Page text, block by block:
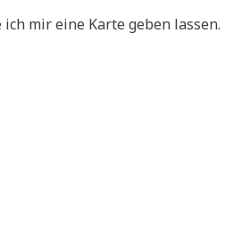
ich mir eine Kar­te geben lassen.